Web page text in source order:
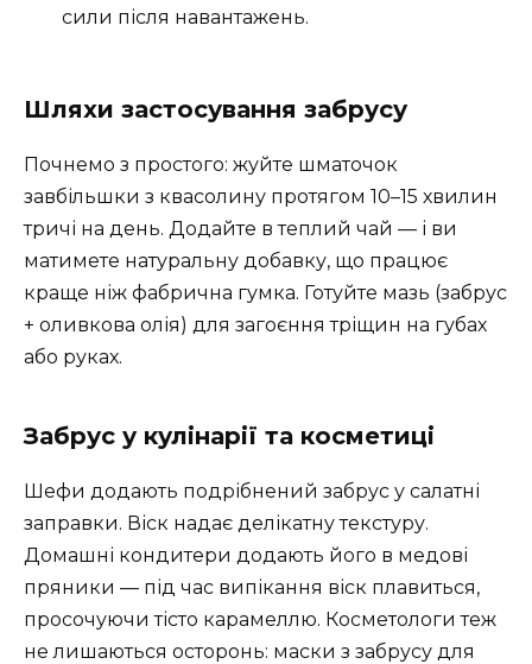
сили після навантажень.
Шляхи застосування забрусу
Почнемо з простого: жуйте шматочок
завбільшки з квасолину протягом 10–15 хвилин
тричі на день. Додайте в теплий чай — і ви
матимете натуральну добавку, що працює
краще ніж фабрична гумка. Готуйте мазь (забрус
+ оливкова олія) для загоєння тріщин на губах
або руках.
Забрус у кулінарії та косметиці
Шефи додають подрібнений забрус у салатні
заправки. Віск надає делікатну текстуру.
Домашні кондитери додають його в медові
пряники — під час випікання віск плавиться,
просочуючи тісто карамеллю. Косметологи теж
не лишаються осторонь: маски з забрусу для